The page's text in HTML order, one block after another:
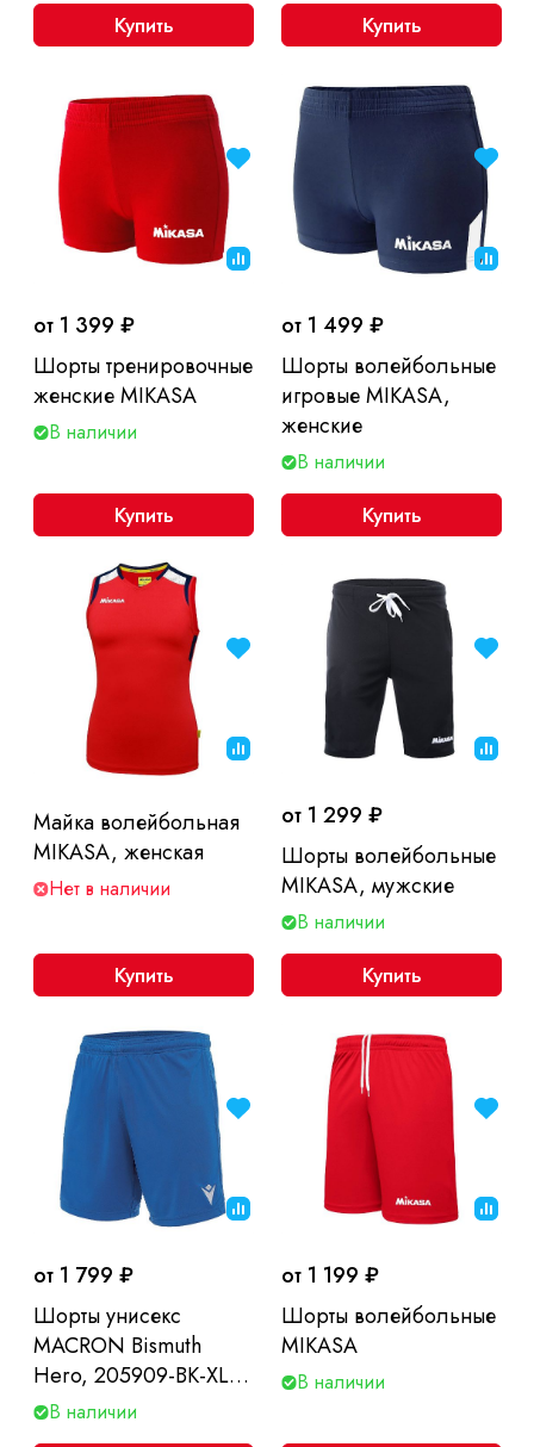
Купить Купить
от 1 399 ₽
Шорты тренировочные
женские MIKASA
В наличии
Купить
от 1 499 ₽
Шорты волейбольные
игровые MIKASA,
женские
В наличии
Купить
Майка волейбольная
MIKASA, женская
Нет в наличии
Купить
от 1 299 ₽
Шорты волейбольные
MIKASA, мужские
В наличии
Купить
от 1 799 ₽
Шорты унисекс
MACRON Bismuth
Hero, 205909-BK-XL,
размер XL, черный
В наличии
от 1 199 ₽
Шорты волейбольные
MIKASA
В наличии